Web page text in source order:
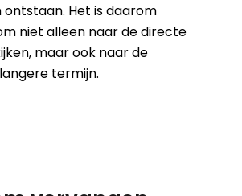
Het is daarom
niet alleen naar de directe
maar ook naar de
termijn.